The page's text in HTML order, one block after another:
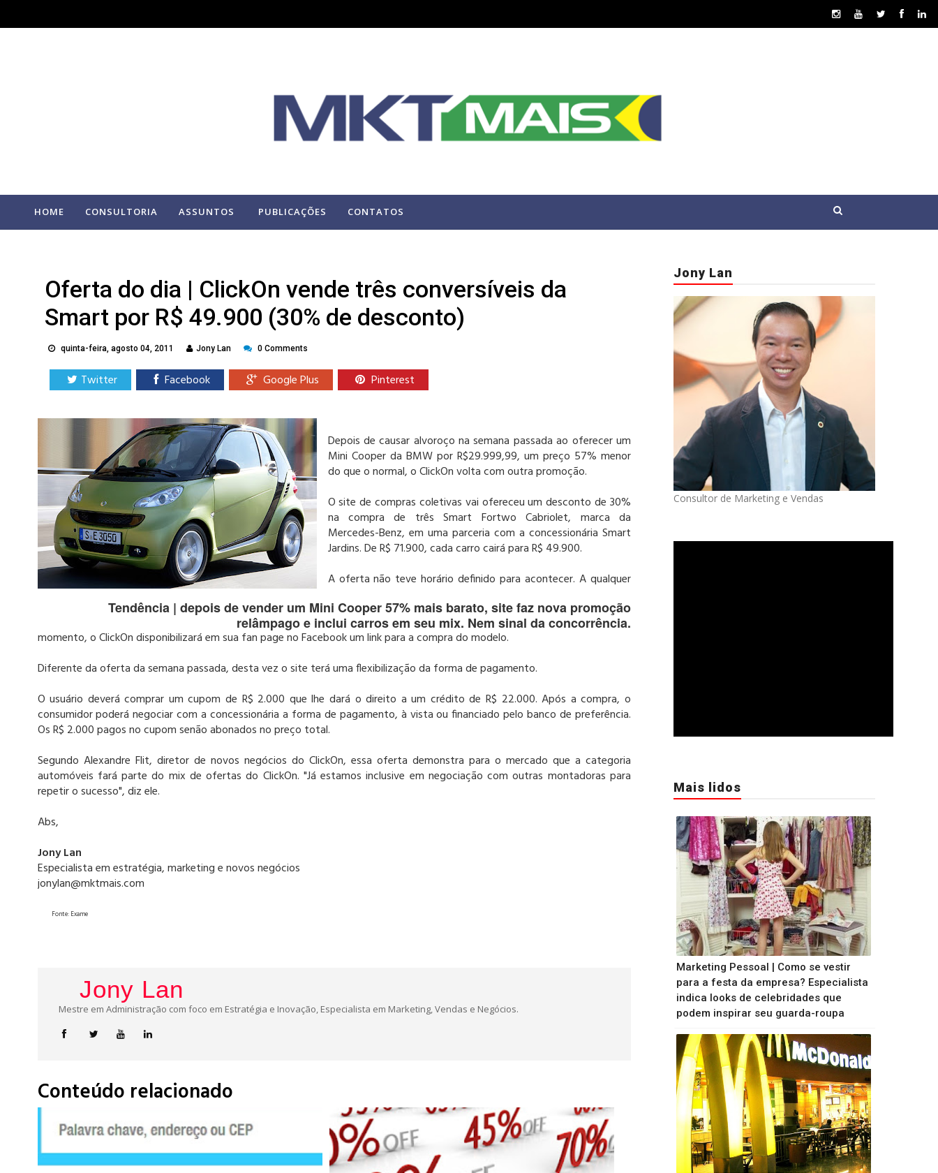
HOME CONSULTORIA ASSUNTOS PUBLICAÇÕES CONTATOS
Oferta do dia | ClickOn vende três conversíveis da
Smart por R$ 49.900 (30% de desconto)
quinta-feira, agosto 04, 2011 Jony Lan 0 Comments
Twitter Facebook Google Plus Pinterest
Tendência | depois de vender um Mini Cooper 57% mais barato, site faz nova promoção
relâmpago e inclui carros em seu mix. Nem sinal da concorrência.
Depois de causar alvoroço na semana passada ao oferecer um
Mini Cooper da BMW por R$29.999,99, um preço 57% menor
do que o normal, o ClickOn volta com outra promoção.
O site de compras coletivas vai ofereceu um desconto de 30%
na compra de três Smart Fortwo Cabriolet, marca da
Mercedes-Benz, em uma parceria com a concessionária Smart
Jardins. De R$ 71.900, cada carro cairá para R$ 49.900.
A oferta não teve horário definido para acontecer. A qualquer
momento, o ClickOn disponibilizará em sua fan page no Facebook um link para a compra do modelo.
Diferente da oferta da semana passada, desta vez o site terá uma flexibilização da forma de pagamento.
O usuário deverá comprar um cupom de R$ 2.000 que lhe dará o direito a um crédito de R$ 22.000. Após a compra, o
consumidor poderá negociar com a concessionária a forma de pagamento, à vista ou financiado pelo banco de preferência.
Os R$ 2.000 pagos no cupom senão abonados no preço total.
Segundo Alexandre Flit, diretor de novos negócios do ClickOn, essa oferta demonstra para o mercado que a categoria
automóveis fará parte do mix de ofertas do ClickOn. "Já estamos inclusive em negociação com outras montadoras para
repetir o sucesso", diz ele.
Abs,
Jony Lan
Especialista em estratégia, marketing e novos negócios
jonylan@mktmais.com
Fonte: Exame
Jony Lan
Mestre em Administração com foco em Estratégia e Inovação, Especialista em Marketing, Vendas e Negócios.
Conteúdo relacionado
Jony Lan
Consultor de Marketing e Vendas
Mais lidos
Marketing Pessoal | Como se vestir
para a festa da empresa? Especialista
indica looks de celebridades que
podem inspirar seu guarda-roupa